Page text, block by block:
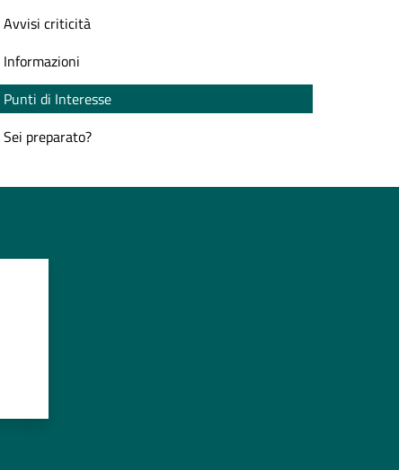
Avvisi criticità
Informazioni
Punti di Interesse
Sei preparato?